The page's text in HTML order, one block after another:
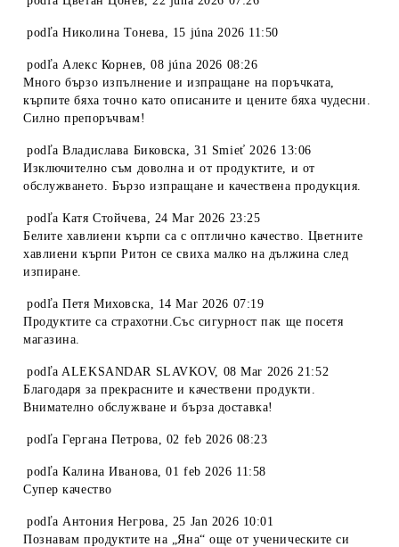
podľaНиколина Тонева, 15 júna 2026 11:50
podľaАлекс Корнев,08 júna 2026 08:26
Много бързо изпълнение и изпращане на поръчката,
кърпите бяха точно като описаните и цените бяха чудесни.
Силно препоръчвам!
podľaВладислава Биковска,31 Smieť 2026 13:06
Изключително съм доволна и от продуктите, и от
обслужването. Бързо изпращане и качествена продукция.
podľaКатя Стойчева, 24 Mar 2026 23:25
Белите хавлиени кърпи са с оптлично качество. Цветните
хавлиени кърпи Ритон се свиха малко на дължина след
изпиране.
podľaПетя Миховска, 14 Mar 2026 07:19
Продуктите са страхотни.Със сигурност пак ще посетя
магазина.
podľaALEKSANDAR SLAVKOV, 08 Mar 2026 21:52
Благодаря за прекрасните и качествени продукти.
Внимателно обслужване и бърза доставка!
podľaГергана Петрова, 02 feb 2026 08:23
podľaКалина Иванова,01 feb 2026 11:58
Супер качество
podľaАнтония Негрова, 25 Jan 2026 10:01
Познавам продуктите на „Яна“ още от ученическите си